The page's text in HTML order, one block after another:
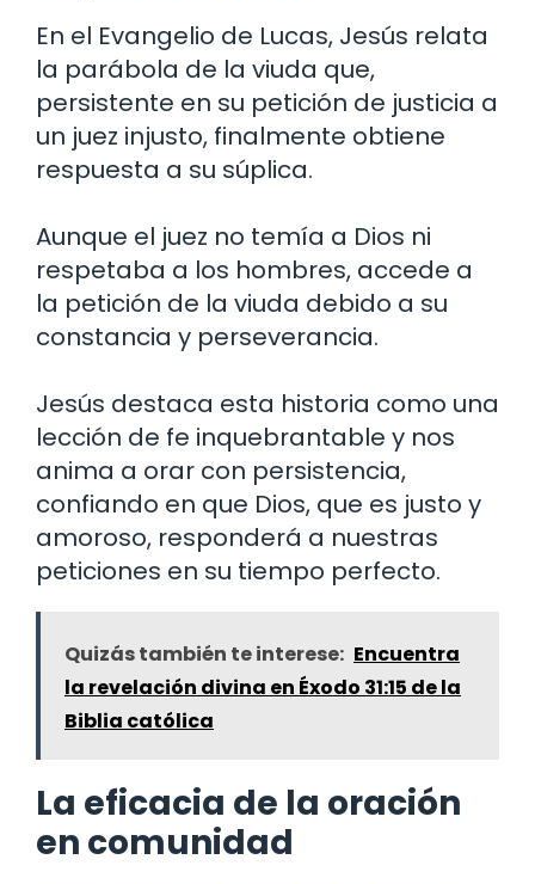
En el Evangelio de Lucas, Jesús relata
la parábola de la viuda que,
persistente en su petición de justicia a
un juez injusto, finalmente obtiene
respuesta a su súplica.
Aunque el juez no temía a Dios ni
respetaba a los hombres, accede a
la petición de la viuda debido a su
constancia y perseverancia.
Jesús destaca esta historia como una
lección de fe inquebrantable y nos
anima a orar con persistencia,
confiando en que Dios, que es justo y
amoroso, responderá a nuestras
peticiones en su tiempo perfecto.
Quizás también te interese: Encuentra
la revelación divina en Éxodo 31:15 de la
Biblia católica
La eficacia de la oración
en comunidad